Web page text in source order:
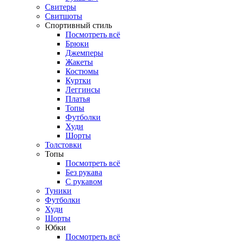
Свитеры
Свитшоты
Спортивный стиль
Посмотреть всё
Брюки
Джемперы
Жакеты
Костюмы
Куртки
Леггинсы
Платья
Топы
Футболки
Худи
Шорты
Толстовки
Топы
Посмотреть всё
Без рукава
С рукавом
Туники
Футболки
Худи
Шорты
Юбки
Посмотреть всё